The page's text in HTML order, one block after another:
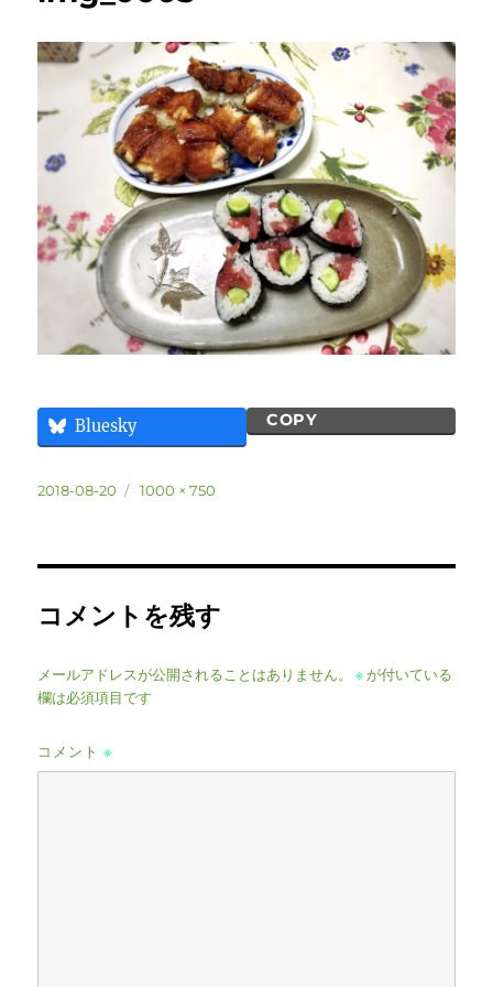
Bluesky COPY
投
2018-08-20
フ
1000 × 750
コメントを残す
メールアドレスが公開されることはありません。 ※が付いている
欄は必須項目です
コメント※